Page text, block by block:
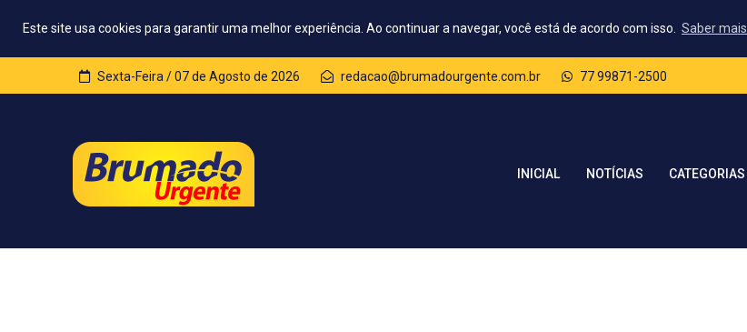
Este site usa cookies para garantir uma melhor experiência. Ao continuar a navegar, você está de acordo com isso. Saber mais.
Sexta-Feira / 07 de Agosto de 2026 redacao@brumadourgente.com.br 77 99871-2500
INICIAL NOTÍCIAS CATEGORIAS